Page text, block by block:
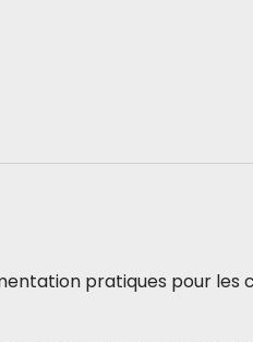
pratiques pour les